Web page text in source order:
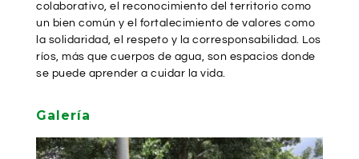
colaborativo, el reconocimiento del territorio como
un bien común y el fortalecimiento de valores como
la solidaridad, el respeto y la corresponsabilidad. Los
ríos, más que cuerpos de agua, son espacios donde
se puede aprender a cuidar la vida.
Galería